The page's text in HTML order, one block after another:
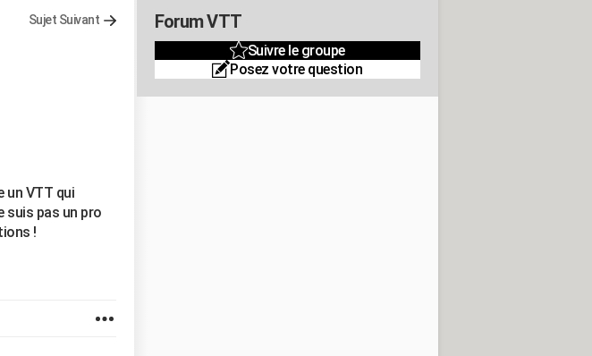
Sujet Suivant
un VTT qui
suis pas un pro
!
Forum VTT
Suivre le groupe
Posez votre question